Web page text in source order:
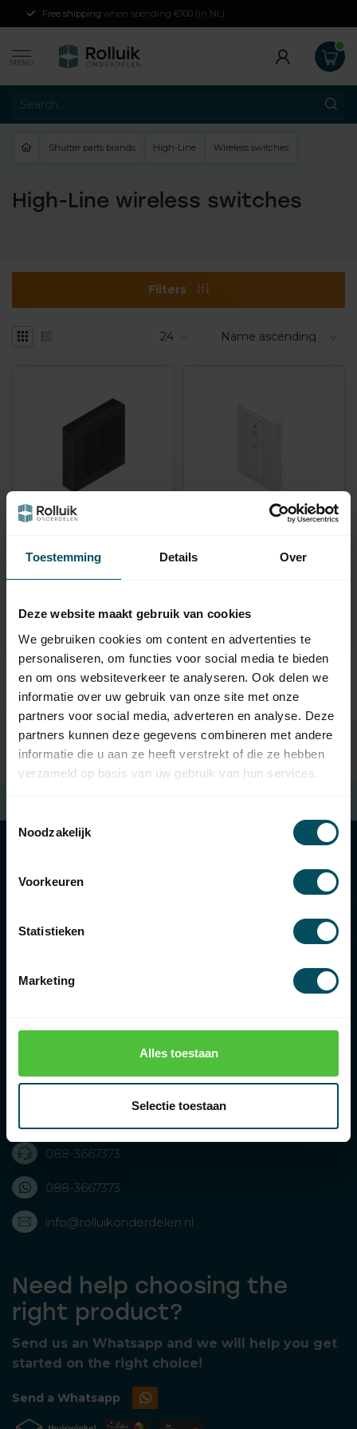
Toestemming Details Over
Deze website maakt gebruik van cookies
We gebruiken cookies om content en advertenties te
personaliseren, om functies voor social media te bieden
en om ons websiteverkeer te analyseren. Ook delen we
informatie over uw gebruik van onze site met onze
partners voor social media, adverteren en analyse. Deze
partners kunnen deze gegevens combineren met andere
informatie die u aan ze heeft verstrekt of die ze hebben
verzameld op basis van uw gebruik van hun services.
Noodzakelijk
Voorkeuren
Statistieken
Marketing
Alles toestaan
Selectie toestaan
Free shipping when spending €100 (in NL)
MENU
Shutter parts brands High-Line Wireless switches
High-Line wireless switches
Filters
DL 3-channel radio
wall transmitter - 868
MHz
24,95
LM Wireless wall
84,95
Categories
Rolluikonderdelen.nl
088-3667373
088-3667373
info@rolluikonderdelen.nl
Need help choosing the
right product?
Send us an Whatsapp and we will help you get
started on the right choice!
Send a Whatsapp